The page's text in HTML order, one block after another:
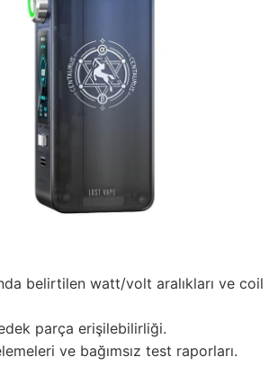
belirtilen watt/volt aralıkları ve coil
parça erişilebilirliği.
ve bağımsız test raporları.